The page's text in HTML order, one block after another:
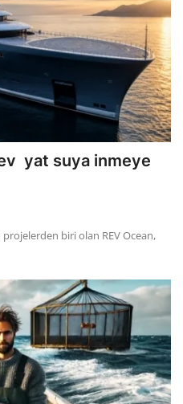
yat suya inmeye
biri olan REV Ocean,